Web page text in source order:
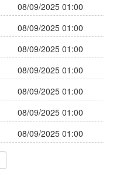
08/09/2025 01:00
08/09/2025 01:00
08/09/2025 01:00
08/09/2025 01:00
08/09/2025 01:00
08/09/2025 01:00
08/09/2025 01:00